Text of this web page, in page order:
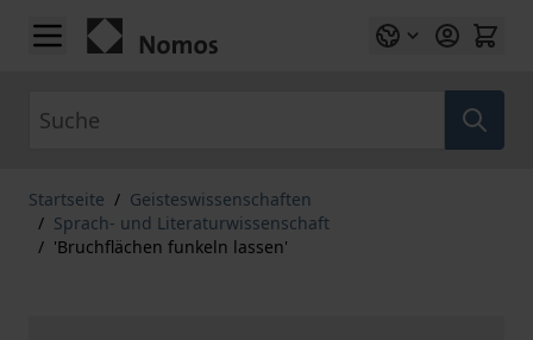
Zum Inhalt springen
Startseite / Geisteswissenschaften
/ Sprach- und Literaturwissenschaft
/ 'Bruchflächen funkeln lassen'